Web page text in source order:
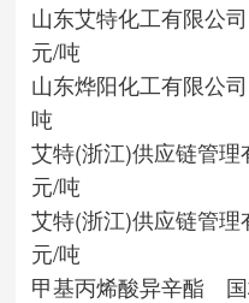
山东艾特化工有限公司
元/吨
山东烨阳化工有限公司
吨
艾特(浙江)供应链管理
元/吨
艾特(浙江)供应链管理
元/吨
甲基丙烯酸异辛酯